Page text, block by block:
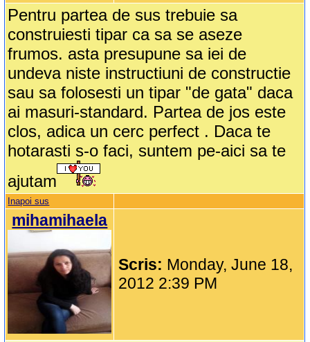
Pentru partea de sus trebuie sa
construiesti tipar ca sa se aseze
frumos. asta presupune sa iei de
undeva niste instructiuni de constructie
sau sa folosesti un tipar "de gata" daca
ai masuri-standard. Partea de jos este
clos, adica un cerc perfect . Daca te
hotarasti s-o faci, suntem pe-aici sa te
ajutam
Inapoi sus
mihamihaela
Scris: Monday, June 18,
2012 2:39 PM